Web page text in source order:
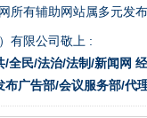
所有辅助网站属多元发
有限公司敬上 :
/全民/法治/法制/新闻网
广告部/会议服务部/代理